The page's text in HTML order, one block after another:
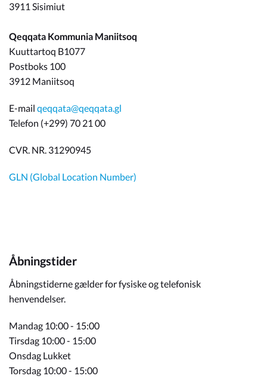
3911 Sisimiut
Qeqqata Kommunia Maniitsoq
Kuuttartoq B1077
Postboks 100
3912 Maniitsoq
E-mail qeqqata@qeqqata.gl
Telefon (+299) 70 21 00
CVR. NR. 31290945
GLN (Global Location Number)
Åbningstider
Åbningstiderne gælder for fysiske og telefonisk
henvendelser.
Mandag 10:00 - 15:00
Tirsdag 10:00 - 15:00
Onsdag Lukket
Torsdag 10:00 - 15:00